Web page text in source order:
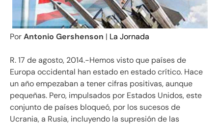
PorAntonio Gershenson | La Jornada
R. 17 de agosto, 2014.-Hemos visto que países de
Europa occidental han estado en estado crítico. Hace
un año empezaban a tener cifras positivas, aunque
pequeñas. Pero, impulsados por Estados Unidos, este
conjunto de países bloqueó, por los sucesos de
Ucrania, a Rusia, incluyendo la supresión de las